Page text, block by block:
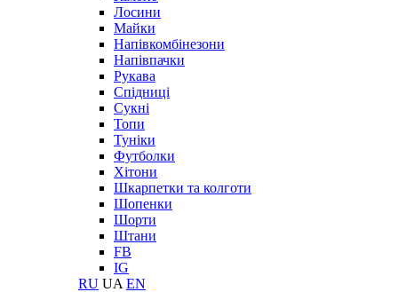
Лосини
Майки
Напівкомбінезони
Напівпачки
Рукава
Спідниці
Сукні
Топи
Туніки
Футболки
Хітони
Шкарпетки та колготи
Шопенки
Шорти
Штани
FB
IG
RU UA EN